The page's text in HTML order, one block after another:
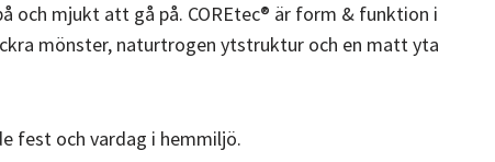
och mjukt att gå på. COREtec® är form & funktion i
mönster, naturtrogen ytstruktur och en matt yta
fest och vardag i hemmiljö.